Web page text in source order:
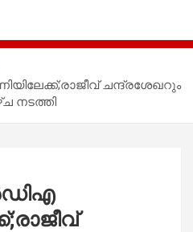
ചന്ദ്രശേഖറും
നടത്തി